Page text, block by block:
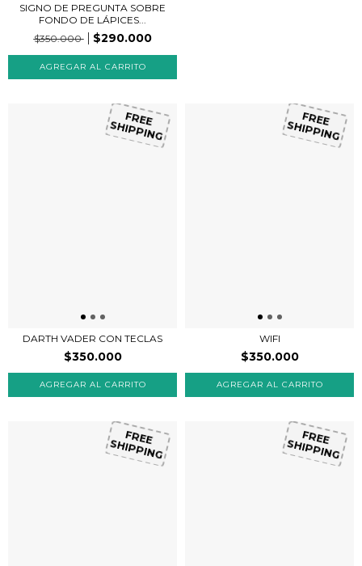
SIGNO DE PREGUNTA SOBRE
FONDO DE LÁPICES...
$350.000
$290.000
FREE
SHIPPING
DARTH VADER CON TECLAS
$350.000
FREE
SHIPPING
WIFI
$350.000
FREE
SHIPPING
FREE
SHIPPING